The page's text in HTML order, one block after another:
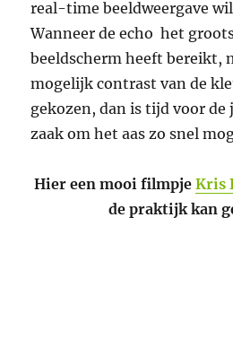
real-time beeldweergave
Wanneer de echo het
beeldscherm heeft bereikt,
mogelijk contrast van de
gekozen, dan is tijd voor de
zaak om het aas zo snel
Hier een mooi filmpje Kris
de praktijk kan